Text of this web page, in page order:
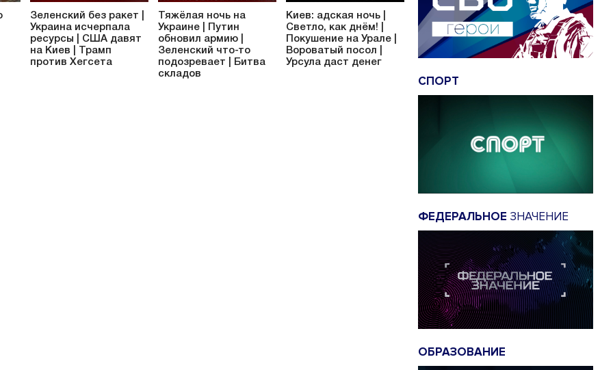
Зеленский без ракет |
Украина исчерпала
ресурсы | США давят
на Киев | Трамп
против Хегсета
Тяжёлая ночь на
Украине | Путин
обновил армию |
Зеленский что-то
подозревает | Битва
складов
Киев: адская ночь |
Светло, как днём! |
Покушение на Урале |
Вороватый посол |
Урсула даст денег
СПОРТ
ФЕДЕРАЛЬНОЕ ЗНАЧЕНИЕ
ОБРАЗОВАНИЕ